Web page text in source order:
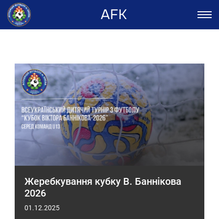
AFK
Жеребкування кубку В. Баннікова
2026
01.12.2025